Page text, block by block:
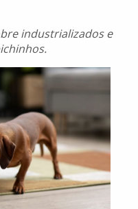
industrializados e